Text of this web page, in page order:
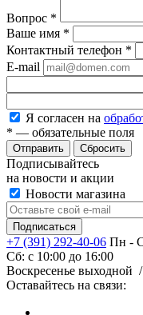
Вопрос *
Ваше имя *
Контактный телефон *
E-mail
Я согласен на
* — обязательные поля
Сбросить
Подписывайтесь
на новости и акции
Новости магазина
+7 (391) 292-40-06 Пн -
Сб: c 10:00 до 16:00
​Воскресенье выходной /
Оставайтесь на связи: